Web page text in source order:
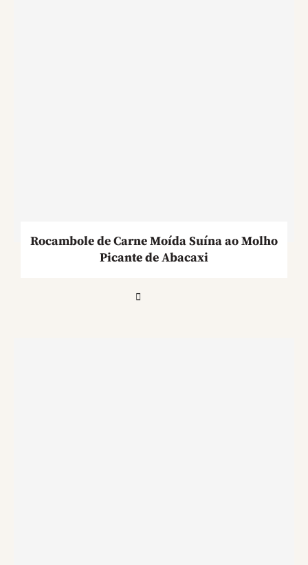
Rocambole de Carne Moída Suína ao Molho
Picante de Abacaxi